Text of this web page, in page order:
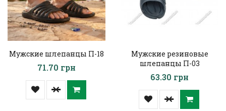
Мужские шлепанцы П-18
71.70 грн
Мужские резиновые
шлепанцы П-03
63.30 грн